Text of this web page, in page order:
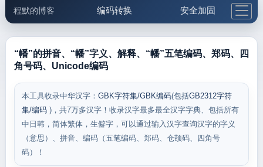
程默的博客 编码转换 安全加固
邮件工具 生活便民 更多工具
“幡”的拼音、“幡”字义、解释、“幡”五笔编码、郑码、四
角号码、Unicode编码
本工具收录中华汉字： GBK字符集/GBK编码(包括GB2312字符
集/编码 )，共7万多汉字！收录汉字最多最全汉字字典、包括所有
中日韩，简体繁体，生僻字，可以通过输入汉字查询汉字的字义
（意思）、拼音、编码（五笔编码、郑码、仓颉码、四角号
码）！